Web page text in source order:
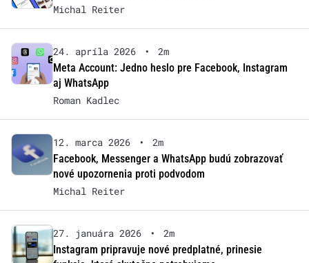
Michal Reiter
24. apríla 2026 •
2m
Meta Account: Jedno heslo pre Facebook, Instagram
aj WhatsApp
Roman Kadlec
12. marca 2026 •
2m
Facebook, Messenger a WhatsApp budú zobrazovať
nové upozornenia proti podvodom
Michal Reiter
27. januára 2026 •
2m
Instagram pripravuje nové predplatné, prinesie